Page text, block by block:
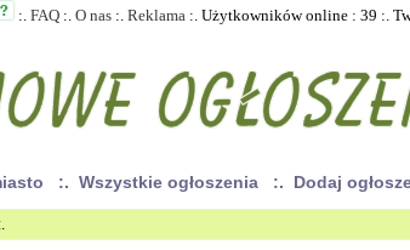
:. FAQ :. O nas :. Reklama :. Użytkowników online : 39 :.
:. Wszystkie ogłoszenia :. Dodaj
:.